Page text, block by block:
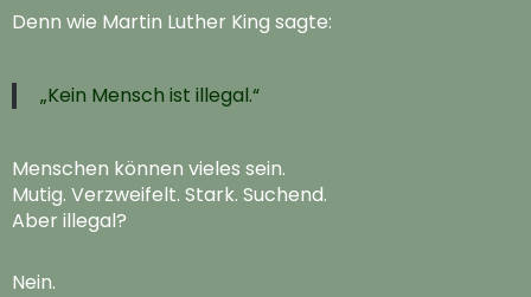
Denn wie Martin Luther King sagte:
„Kein Mensch ist illegal.“
Menschen können vieles sein.
Mutig. Verzweifelt. Stark. Suchend.
Aber illegal?
Nein.